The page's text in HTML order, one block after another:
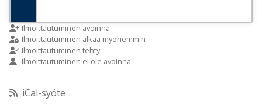
9:00
10:00
11:00
Ilmoittautuminen avoinna
Ilmoittautuminen alkaa myöhemmin
Ilmoittautuminen tehty
Ilmoittautuminen ei ole avoinna
iCal-syöte